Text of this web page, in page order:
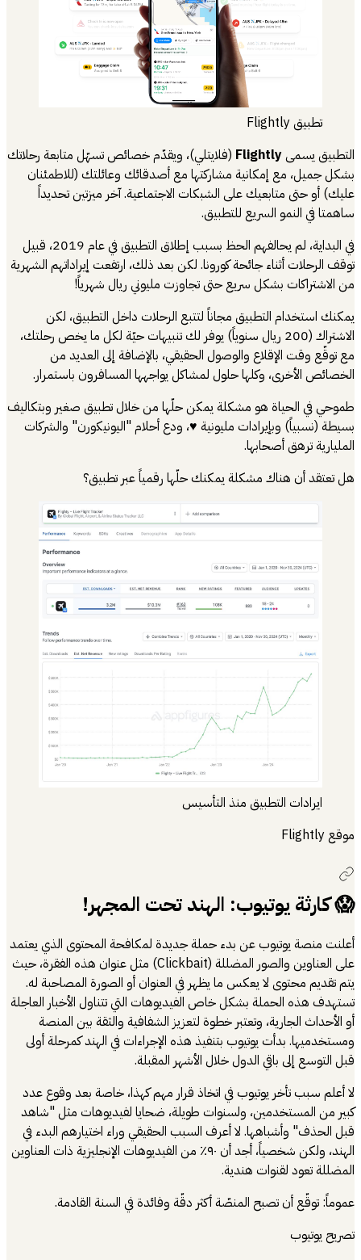
تطبيق Flightly
التطبيق يسمىFlightly (فلايتلي)، ويقدّم خصائص تسهّل متابعة رحلاتك
بشكل جميل، مع إمكانية مشاركتها مع أصدقائك وعائلتك (للاطمئنان
عليك) أو حتى متابعيك على الشبكات الاجتماعية. آخر ميزتين تحديداً
ساهمتا في النمو السريع للتطبيق.
في البداية، لم يحالفهم الحظ بسبب إطلاق التطبيق في عام 2019، قبيل
توقف الرحلات أثناء جائحة كورونا. لكن بعد ذلك، ارتفعت إيراداتهم الشهرية
من الاشتراكات بشكل سريع حتى تجاوزت مليوني ريال شهرياً!
يمكنك استخدام التطبيق مجاناً لتتبع الرحلات داخل التطبيق، لكن
الاشتراك (200 ريال سنوياً) يوفر لك تنبيهات حيّة لكل ما يخص رحلتك،
مع توقّع وقت الإقلاع والوصول الحقيقي، بالإضافة إلى العديد من
الخصائص الأخرى، وكلها حلول لمشاكل يواجهها المسافرون باستمرار.
طموحي في الحياة هو مشكلة يمكن حلّها من خلال تطبيق صغير وبتكاليف
بسيطة (نسبياً) وبإيرادات مليونية ♥️، ودع أحلام "اليونيكورن" والشركات
المليارية ترهق أصحابها.
هل تعتقد أن هناك مشكلة يمكنك حلّها رقمياً عبر تطبيق؟
ايرادات التطبيق منذ التأسيس
موقع Flightly
😱 كارثة يوتيوب: الهند تحت المجهر!
أعلنت منصة يوتيوب عن بدء حملة جديدة لمكافحة المحتوى الذي يعتمد
على العناوين والصور المضللة (Clickbait) مثل عنوان هذه الفقرة، حيث
يتم تقديم محتوى لا يعكس ما يظهر في العنوان أو الصورة المصاحبة له.
تستهدف هذه الحملة بشكل خاص الفيديوهات التي تتناول الأخبار العاجلة
أو الأحداث الجارية، وتعتبر خطوة لتعزيز الشفافية والثقة بين المنصة
ومستخدميها. بدأت يوتيوب بتنفيذ هذه الإجراءات في الهند كمرحلة أولى
قبل التوسع إلى باقي الدول خلال الأشهر المقبلة.
لا أعلم سبب تأخر يوتيوب في اتخاذ قرار مهم كهذا، خاصة بعد وقوع عدد
كبير من المستخدمين، ولسنوات طويلة، ضحايا لفيديوهات مثل "شاهد
قبل الحذف" وأشباهها. لا أعرف السبب الحقيقي وراء اختيارهم البدء في
الهند، ولكن شخصياً، أجد أن ٩٠٪ من الفيديوهات الإنجليزية ذات العناوين
المضللة تعود لقنوات هندية.
عموماً: توقّع أن تصبح المنصّة أكثر دقّة وفائدة في السنة القادمة.
تصريح يوتيوب